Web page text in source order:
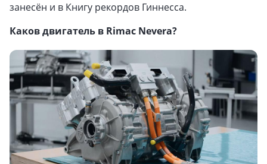
занесён и в Книгу рекордов Гиннесса.
Каков двигатель в Rimac Nevera?